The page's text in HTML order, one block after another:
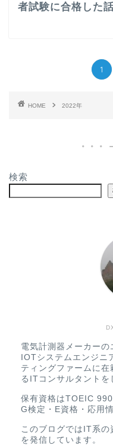
者試験に合格した
1
HOME 2022年
検索
電気計測器メーカー
IOTシステムエンジニ
ティングファームに
るITコンサルタントを
保有資格はTOEIC
G検定・E資格・応用
このブログではIT系
を発信しています。